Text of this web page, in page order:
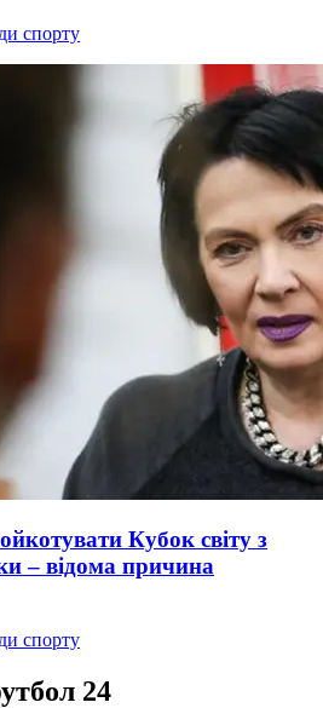
спорту
Кубок світу з
– відома причина
спорту
24